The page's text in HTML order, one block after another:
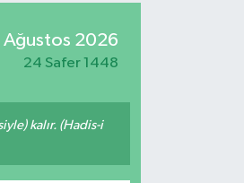
Ağustos 2026
24 Safer 1448
kalır. (Hadis-i